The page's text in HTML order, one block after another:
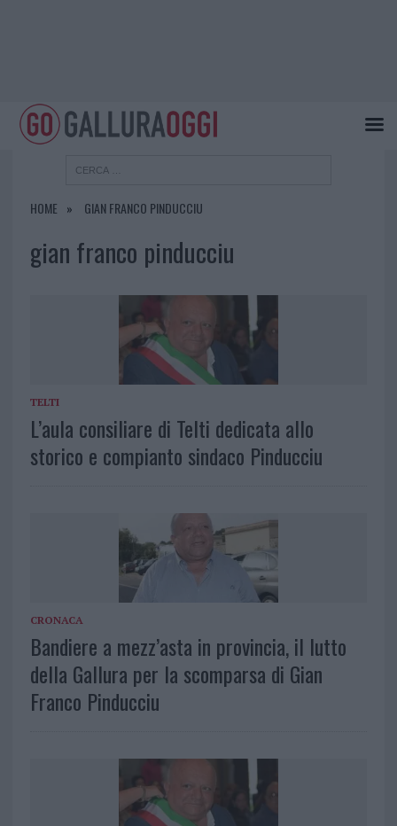
HOME GIAN FRANCO PINDUCCIU
gian franco pinducciu
TELTI
L’aula consiliare di Telti dedicata allo
storico e compianto sindaco Pinducciu
CRONACA
Bandiere a mezz’asta in provincia, il lutto
della Gallura per la scomparsa di Gian
Franco Pinducciu